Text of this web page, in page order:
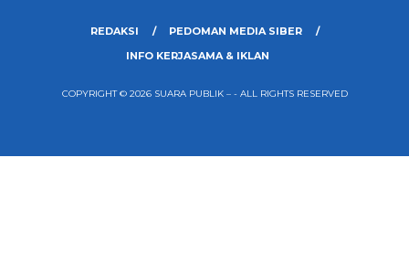
REDAKSI
PEDOMAN MEDIA SIBER
INFO KERJASAMA & IKLAN
COPYRIGHT © 2026 SUARA PUBLIK – - ALL RIGHTS RESERVED